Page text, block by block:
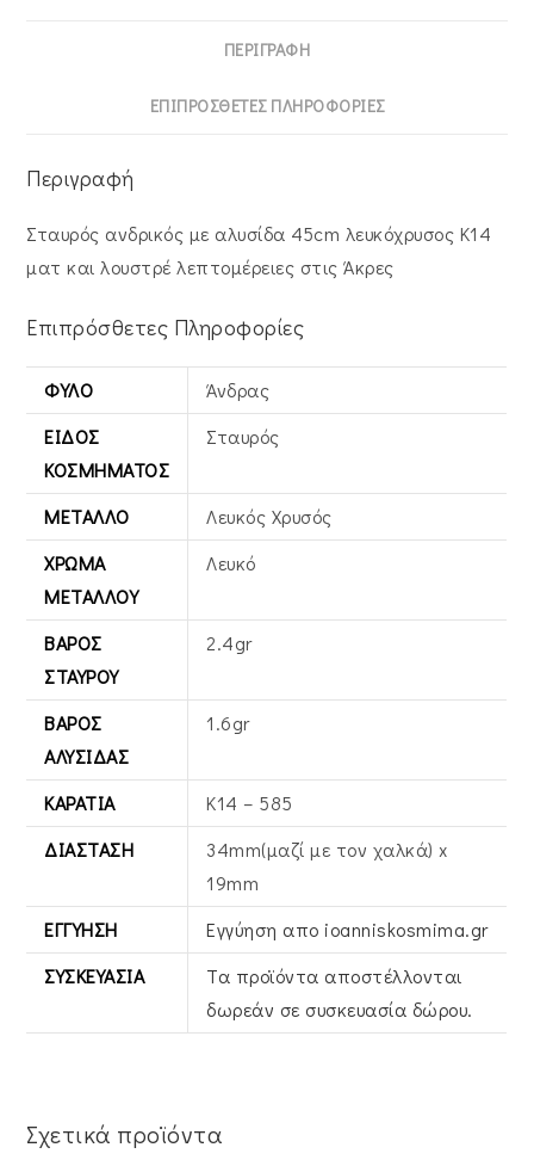
ΠΕΡΙΓΡΑΦΉ
ΕΠΙΠΡΌΣΘΕΤΕΣ ΠΛΗΡΟΦΟΡΊΕΣ
Περιγραφή
Σταυρός ανδρικός με αλυσίδα 45cm λευκόχρυσος Κ14
ματ και λουστρέ λεπτομέρειες στις Άκρες
Επιπρόσθετες Πληροφορίες
ΦΎΛΟ
Άνδρας
ΕΊΔΟΣ
ΚΟΣΜΉΜΑΤΟΣ
Σταυρός
ΜΈΤΑΛΛΟ
Λευκός Xρυσός
ΧΡΏΜΑ
ΜΕΤΆΛΛΟΥ
Λευκό
ΒΆΡΟΣ
ΣΤΑΥΡΟΎ
2.4gr
ΒΆΡΟΣ
ΑΛΥΣΊΔΑΣ
1.6gr
ΚΑΡΆΤΙΑ
Κ14 – 585
ΔΙΆΣΤΑΣΗ
34mm(μαζί με τον χαλκά) x
19mm
ΕΓΓΎΗΣΗ
Εγγύηση απο ioanniskosmima.gr
ΣΥΣΚΕΥΑΣΊΑ
Τα προϊόντα αποστέλλονται
δωρεάν σε συσκευασία δώρου.
Σχετικά προϊόντα